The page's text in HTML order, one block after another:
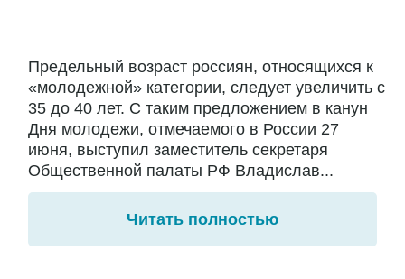
Предельный возраст россиян, относящихся к
«молодежной» категории, следует увеличить с
35 до 40 лет. С таким предложением в канун
Дня молодежи, отмечаемого в России 27
июня, выступил заместитель секретаря
Общественной палаты РФ Владислав...
Читать полностью